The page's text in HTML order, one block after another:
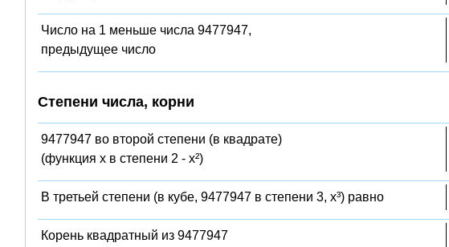
Число на 1 меньше числа 9477947,
предыдущее число
Степени числа, корни
9477947 во второй степени (в квадрате)
(функция x в степени 2 - x²)
В третьей степени (в кубе, 9477947 в степени 3, x³) равно
Корень квадратный из 9477947